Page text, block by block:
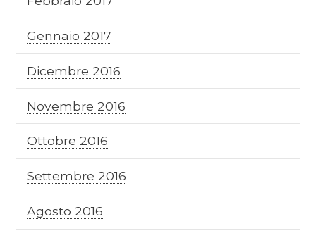
Gennaio 2017
Dicembre 2016
Novembre 2016
Ottobre 2016
Settembre 2016
Agosto 2016